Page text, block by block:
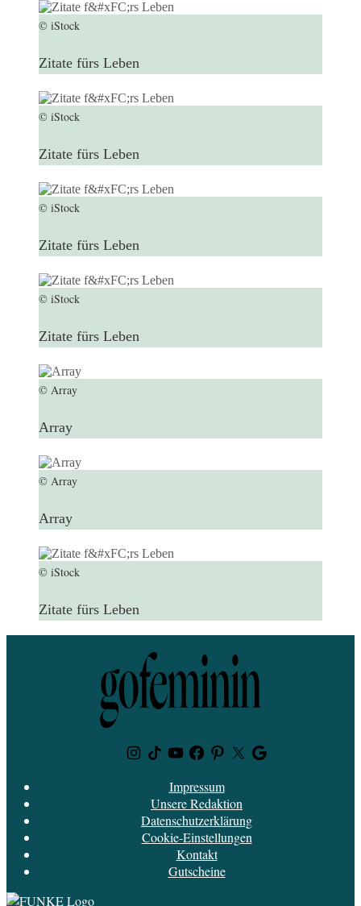
© iStock
Zitate fürs Leben
© iStock
Zitate fürs Leben
© iStock
Zitate fürs Leben
© iStock
Zitate fürs Leben
© Array
Array
© Array
Array
© iStock
Zitate fürs Leben
Instagram
TikTokYoutubeFacebook
PinterestTwitterGoogle
Impressum
Unsere Redaktion
Datenschutzerklärung
Cookie-Einstellungen
Kontakt
Gutscheine